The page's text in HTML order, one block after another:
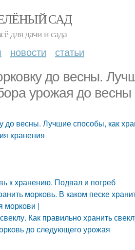
САД
для дачи и сада
новости статьи
до весны.
урожая до весны
до весны. Лучшие способы, как
хранения
к хранению. Подвал и погреб
морковь. В каком песке
моркови |
Как правильно хранить
до следующего урожая